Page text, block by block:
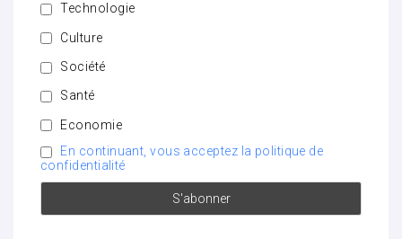
Technologie
Culture
Société
Santé
Economie
En continuant, vous acceptez la politique de
confidentialité